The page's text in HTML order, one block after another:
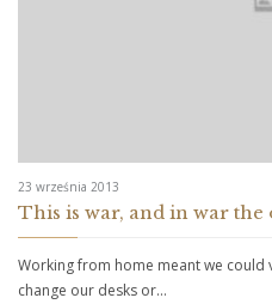
23 września 2013
This is war, and in war the
Working from home meant we could
change our desks or…